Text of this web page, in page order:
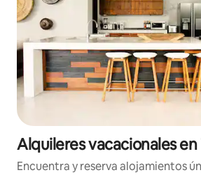
Alquileres vacacionales
Encuentra y reserva alojamientos